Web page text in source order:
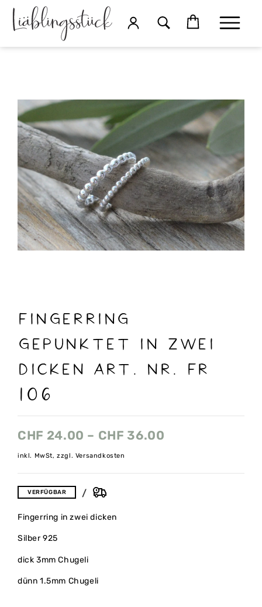
FINGERRING
GEPUNKTET IN ZWEI
DICKEN ART. NR. FR
106
CHF 24.00 – CHF 36.00
inkl. MwSt, zzgl. Versandkosten
VERFÜGBAR
Fingerring in zwei dicken
Silber 925
dick 3mm Chugeli
dünn 1.5mm Chugeli